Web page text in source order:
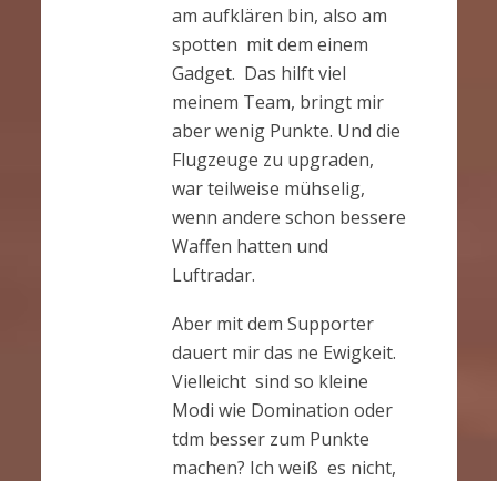
am aufklären bin, also am
spotten mit dem einem
Gadget. Das hilft viel
meinem Team, bringt mir
aber wenig Punkte. Und die
Flugzeuge zu upgraden,
war teilweise mühselig,
wenn andere schon bessere
Waffen hatten und
Luftradar.
Aber mit dem Supporter
dauert mir das ne Ewigkeit.
Vielleicht sind so kleine
Modi wie Domination oder
tdm besser zum Punkte
machen? Ich weiß es nicht,